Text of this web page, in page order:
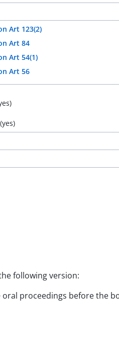
Art 123(2)
Art 84
Art 54(1)
Art 56
following version:
proceedings before the